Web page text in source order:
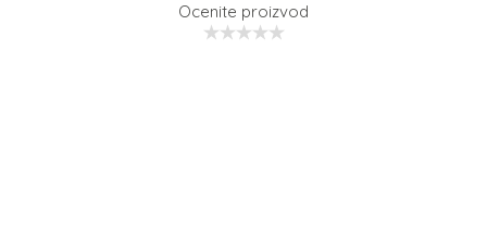
Ocenite proizvod